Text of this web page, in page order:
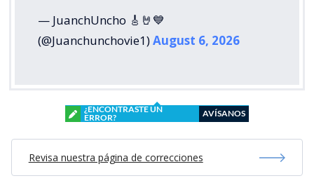
— JuanchUncho 🎸🤘💙
(@Juanchunchovie1)August 6, 2026
¿ENCONTRASTE UN
ERROR?
AVÍSANOS
Revisa nuestra página de correcciones